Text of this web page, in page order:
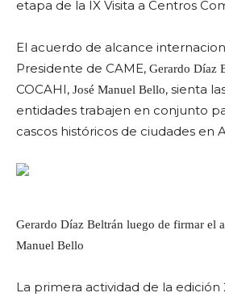
etapa de la IX Visita a Centros
El acuerdo de alcance
Presidente de CAME, Gerardo Díaz
COCAHI, José Manuel Bello, sienta
entidades trabajen en conjunto
cascos históricos de ciudades en
Gerardo Díaz Beltrán luego de firmar el
Manuel Bello
La primera actividad de la edición